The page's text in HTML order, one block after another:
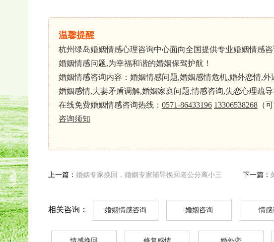
温馨提醒
杭州绿岛婚姻情感心理咨询中心面向全国提供专业婚姻情感
婚姻情感问题,为幸福和谐的婚姻保驾护航！
婚姻情感咨询内容：婚姻情感问题,婚姻感情危机,婚外恋情,
婚姻感情,夫妻矛盾调解,婚姻家庭问题,情感咨询,失恋心理疏导
在线免费婚姻情感咨询热线： 0571-86433196 13306538268 （
咨询须知
上一篇： 婚姻专家挽回，婚姻专家辅导挽回老公分离小三 下一篇：
相关咨询： 婚姻情感咨询 婚姻咨询 情感